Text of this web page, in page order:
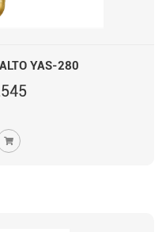
YAS-280